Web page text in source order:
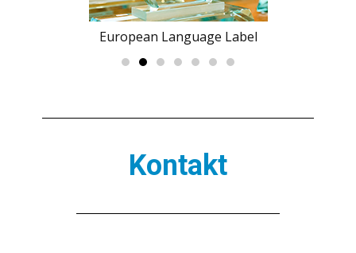
European Language Label
Kontakt